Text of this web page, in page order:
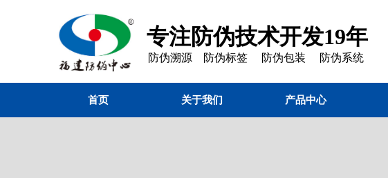
专注防伪技术开发19年
防伪溯源 防伪标签 防伪包装 防伪系统
首页 关于我们 产品中心